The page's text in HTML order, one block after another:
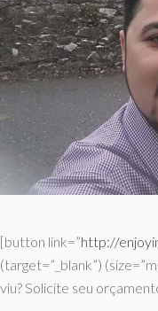
[button link=”http://
(target=”_blank”)
viu? Solicite seu